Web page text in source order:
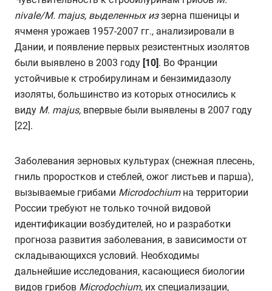
nivale/M. majus, выделенных из зерна пшеницы и
ячменя урожаев 1957-2007 гг., анализировали в
Дании, и появление первых резистентных изолятов
были выявлено в 2003 году [10]. Во Франции
устойчивые к стробирулинам и бензимидазолу
изоляты, большинство из которых относились к
виду M. majus, впервые были выявлены в 2007 году
[22].
Заболевания зерновых культурах (снежная плесень,
гниль проростков и стеблей, ожог листьев и парша),
вызываемые грибами Microdochiumна территории
России требуют не только точной видовой
идентификации возбудителей, но и разработки
прогноза развития заболевания, в зависимости от
складывающихся условий. Необходимы
дальнейшие исследования, касающиеся биологии
видов грибов Microdochium, их специализации,